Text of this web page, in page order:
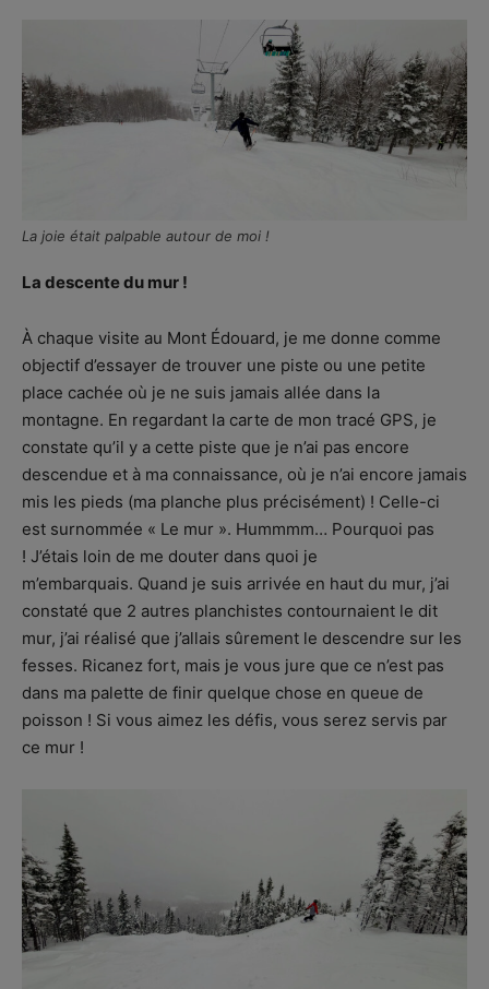
La joie était palpable autour de moi !
La descente du mur !
À chaque visite au Mont Édouard, je me donne comme
objectif d’essayer de trouver une piste ou une petite
place cachée où je ne suis jamais allée dans la
montagne. En regardant la carte de mon tracé GPS, je
constate qu’il y a cette piste que je n’ai pas encore
descendue et à ma connaissance, où je n’ai encore jamais
mis les pieds (ma planche plus précisément) ! Celle-ci
est surnommée « Le mur ». Hummmm… Pourquoi pas
! J’étais loin de me douter dans quoi je
m’embarquais. Quand je suis arrivée en haut du mur, j’ai
constaté que 2 autres planchistes contournaient le dit
mur, j’ai réalisé que j’allais sûrement le descendre sur les
fesses. Ricanez fort, mais je vous jure que ce n’est pas
dans ma palette de finir quelque chose en queue de
poisson ! Si vous aimez les défis, vous serez servis par
ce mur !